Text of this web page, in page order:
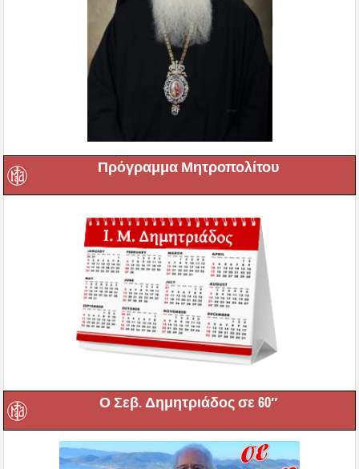
Πρόγραμμα Μητροπολίτου
Ο Σεβ. Δημητριάδος σε 60″